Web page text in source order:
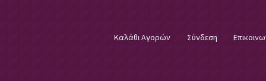
Καλάθι Αγορών Σύνδεση